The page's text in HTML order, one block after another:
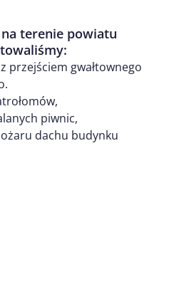
terenie powiatu
przejściem gwałtownego
piwnic,
dachu budynku